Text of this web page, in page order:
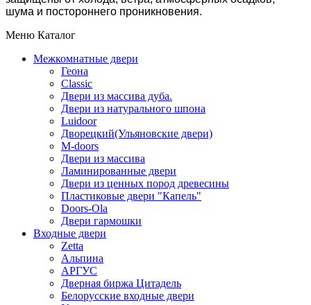
шума и постороннего проникновения.
Меню Каталог
Межкомнатные двери
Геона
Classic
Двери из массива дуба.
Двери из натурального шпона
Luidoor
Дворецкий(Ульяновские двери)
M-doors
Двери из массива
Ламинированные двери
Двери из ценных пород древесины
Пластиковые двери "Капель"
Doors-Ola
Двери гармошки
Входные двери
Zetta
Альпина
АРГУС
Дверная биржа Цитадель
Белорусские входные двери